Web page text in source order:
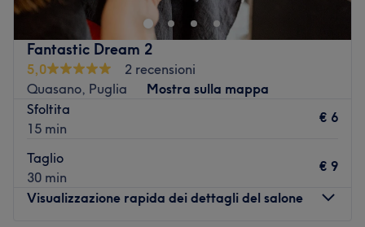
incontrano in ogni gesto. Ogni dettaglio è pensato per
accoglierti in un ambiente intimo, rilassante e
curato,dove il tempo rallenta e la tua immagine prende
forma con stile. Tra profumi delicati,e mani esperte ti
accompagniamo in un viaggio su misura fatto di
attenzione, ascolto e armonia.
Fantastic Dream 2
5,0
2 recensioni
Quasano, Puglia
Mostra sulla mappa
Sfoltita
15 min
€ 6
Taglio
30 min
€ 9
Visualizzazione rapida dei dettagli del salone